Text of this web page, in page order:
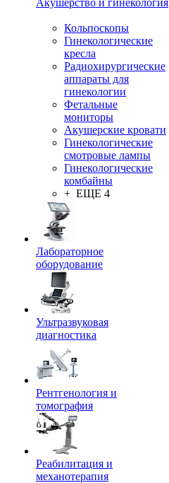
Акушерство и гинекология
Кольпоскопы
Гинекологические
кресла
Радиохирургические
аппараты для
гинекологии
Фетальные
мониторы
Акушерские кровати
Гинекологические
смотровые лампы
Гинекологические
комбайны
+ ЕЩЕ 4
Лабораторное
оборудование
Ультразвуковая
диагностика
Рентгенология и
томография
Реабилитация и
механотерапия